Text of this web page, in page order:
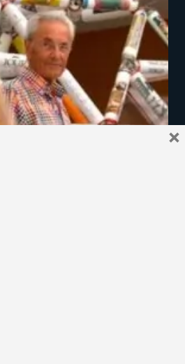
de que las matemáticas son
que hay que trabajar
×